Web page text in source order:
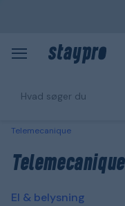
Telemecanique
Telemecanique
El & belysning